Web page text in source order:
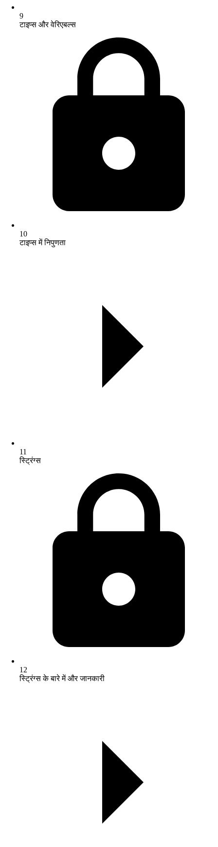
9
टाइप्स और वेरिएबल्स
10
टाइप्स में निपुणता
11
स्ट्रिंग्स
12
स्ट्रिंग्स के बारे में और जानकारी